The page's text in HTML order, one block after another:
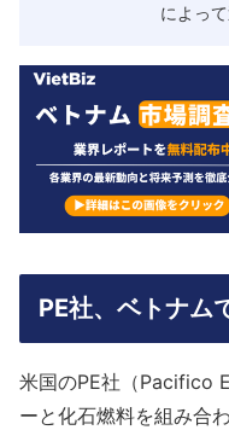
によっ
PE社、ベトナム
米国のPE社（Pacifico
ーと化石燃料を組み合